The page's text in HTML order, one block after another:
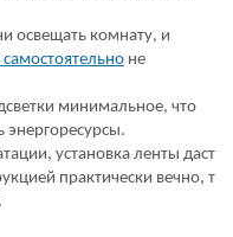
освещать комнату, и
не
минимальное, что
энергоресурсы.
установка ленты даст
практически вечно, так